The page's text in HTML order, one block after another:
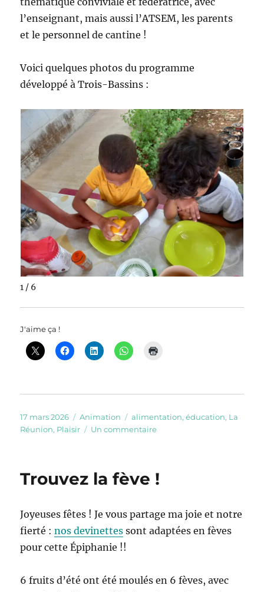
l’enseignant, mais aussi l’ATSEM, les parents
et le personnel de cantine !
Voici quelques photos du programme
développé à Trois-Bassins :
1 / 6
J'aime ça !
Publié
le
17 mars 2026 Catégories
Animation Étiquettes
alimentation,éducation, La
Réunion, Plaisir Un commentairesur
Goût
Réunion
Trouvez la fève !
Joyeuses fêtes ! Je vous partage ma joie et notre
fierté :nos devinettes sont adaptées en fèves
pour cette Épiphanie !!
6 fruits d’été ont été moulés en 6 fèves, avec